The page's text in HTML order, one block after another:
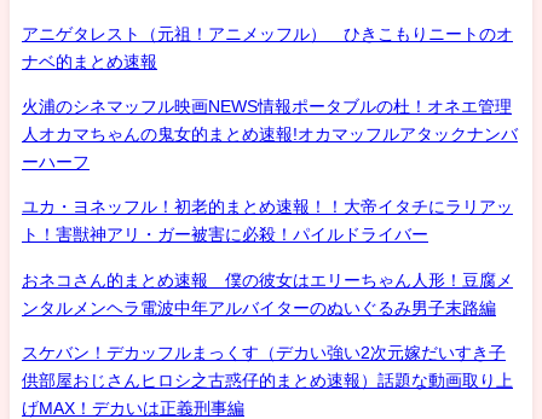
アニゲタレスト（元祖！アニメッフル） ひきこもりニートのオ
ナベ的まとめ速報
火浦のシネマッフル映画NEWS情報ポータブルの杜！オネエ管理
人オカマちゃんの鬼女的まとめ速報!オカマッフルアタックナンバ
ーハーフ
ユカ・ヨネッフル！初老的まとめ速報！！大帝イタチにラリアッ
ト！害獣神アリ・ガー被害に必殺！パイルドライバー
おネコさん的まとめ速報 僕の彼女はエリーちゃん人形！豆腐メ
ンタルメンヘラ電波中年アルバイターのぬいぐるみ男子末路編
スケバン！デカッフルまっくす（デカい強い2次元嫁だいすき子
供部屋おじさんヒロシ之古惑仔的まとめ速報）話題な動画取り上
げMAX！デカいは正義刑事編